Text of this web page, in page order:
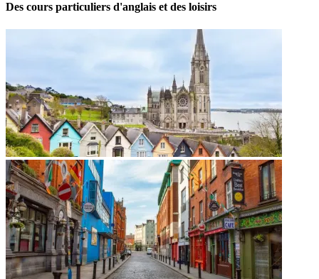
Des cours particuliers d'anglais et des loisirs